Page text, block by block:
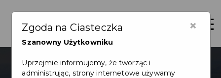
×
Zgoda na Ciasteczka
Szanowny Użytkowniku
Uprzejmie informujemy, że tworząc i
administrując, strony internetowe używamy